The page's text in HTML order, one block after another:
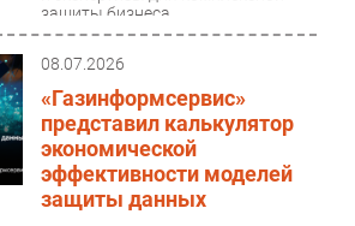
защиты бизнеса,
проанализировала ландшафт
08.07.2026
«Газинформсервис»
представил калькулятор
экономической
эффективности моделей
защиты данных